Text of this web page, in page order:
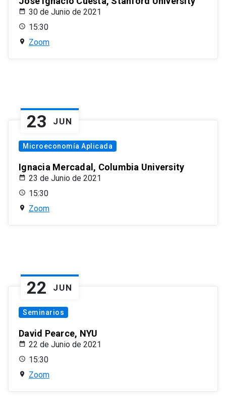
30 de Junio de 2021
15:30
Zoom
23 JUN
Microeconomía Aplicada
Ignacia Mercadal, Columbia University
23 de Junio de 2021
15:30
Zoom
22 JUN
Seminarios
David Pearce, NYU
22 de Junio de 2021
15:30
Zoom